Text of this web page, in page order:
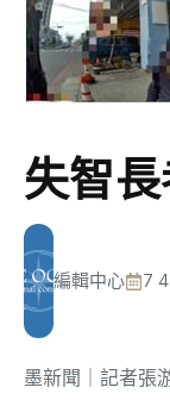
失智
編輯中心 7
墨新聞 ｜記者張